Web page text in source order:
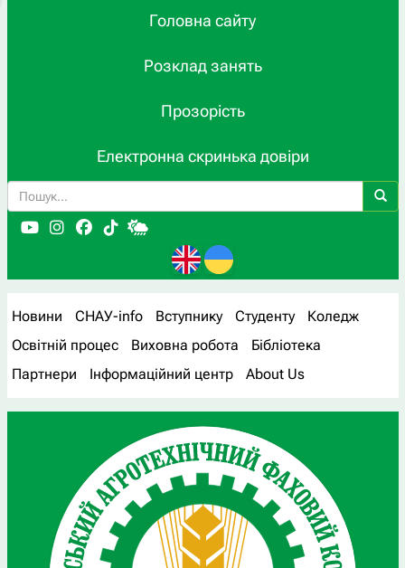
Головна сайту
Розклад занять
Прозорість
Електронна скринька довіри
Новини СНАУ-info Вступнику Студенту
Коледж
Освітній процес
Виховна робота
Бібліотека
Партнери
Інформаційний центр About Us